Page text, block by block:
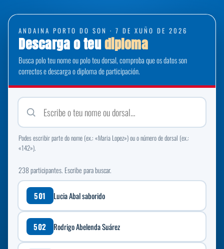
ANDAINA PORTO DO SON · 7 DE XUÑO DE 2026
Descarga o teudiploma
Busca polo teu nome ou polo teu dorsal, comproba que os datos son
correctos e descarga o diploma de participación.
Podes escribir parte do nome (ex.: «Maria Lopez») ou o número de dorsal (ex.:
«142»).
238 participantes. Escribe para buscar.
501 Lucia Abal saborido
502 Rodrigo Abelenda Suárez